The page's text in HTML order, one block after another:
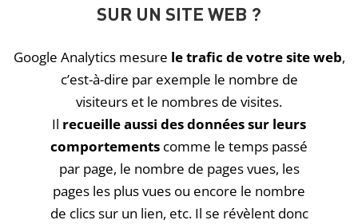
SUR UN SITE WEB ?
Google Analytics mesure le trafic de votre site web,
c’est-à-dire par exemple le nombre de
visiteurs et le nombres de visites.
Il recueille aussi des données sur leurs
comportements comme le temps passé
par page, le nombre de pages vues, les
pages les plus vues ou encore le nombre
de clics sur un lien, etc. Il se révèlent donc